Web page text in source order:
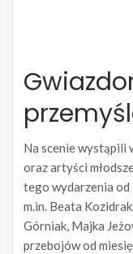
Na scenie wystąpili
oraz artyści
tego wydarzenia
m.in. Beata
Górniak, Majka
przebojów od